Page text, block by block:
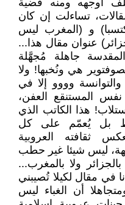
أوجهه ومنه قضية
تساءلت إن كان
و (المغرب ليس
عنوان مقال هذا...
جاهلة مُجهَّلة
هي ونُخبها! ولا
وووو إلا في
المستنقع العفن،
هذا الكاتب الذي
بل يُعمّم على كل
ثقافته العروبية
ليس شيئا غير حطب
ولا بالمغرب...
في مقال لكيلا تُصيبني
أن الغباء ليس